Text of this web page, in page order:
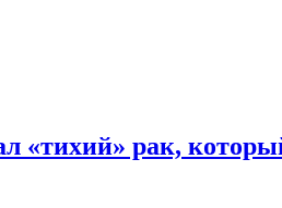
«тихий» рак,